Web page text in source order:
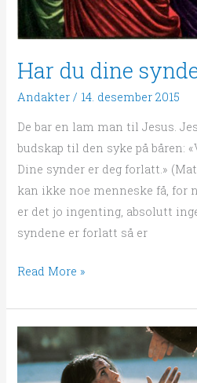
Har du dine
Andakter / 14. desember 2015
De bar en lam man til Jesus.
budskap til den syke på båren:
Dine synder er deg forlatt.»
kan ikke noe menneske få, for
er det jo ingenting, absolutt
syndene er forlatt så er
Read More »
Hundreprosentsnåden